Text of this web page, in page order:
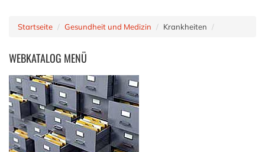
Startseite Gesundheit und Medizin Krankheiten
WEBKATALOG MENÜ